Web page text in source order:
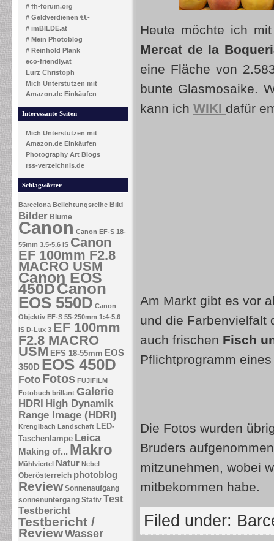
# fh-forum.org
# Geldverdienen €€-
# imBILDE.at
# Mein Photoblog
# Reinhold Plank
eco-friendly.at
Lurz Christoph
Mich Unterstützen mit
Amazon.de Einkäufen
Interessante Seiten
Mich Unterstützen mit
Amazon.de Einkäufen
Photography Art Blogs
rss-verzeichnis.de
Schlagwörter
Barcelona Belichtungsreihe Bild
Bilder Blume
Canon Canon EF-S 18-
55mm 3.5-5.6 IS Canon
EF 100mm F2.8
MACRO USM
Canon EOS
450DCanon
EOS 550D Canon
Objektiv EF-S 55-250mm 1:4-5.6
IS D-Lux 3 EF 100mm
F2.8 MACRO
USM EFS 18-55mm EOS
350D EOS 450D
Foto Fotos FUJIFILM
Fotobuch brillant Galerie
HDRI High Dynamik
Range Image (HDRI)
Krenglbach Landschaft LED-
Taschenlampe Leica
Making of... Makro
Mühlviertel Natur Nebel
Oberösterreich photoblog
Review Sonnenaufgang
sonnenuntergang Stativ Test
Testbericht
Testbericht /
ReviewWasser
Heute möchte ich
Mercat de la
eine Fläche von
bunte Glasmosaike.
kann ich WIKI dafür
Am Markt gibt es vor
und die Farbenvielfalt
auch frischen Fisch
Pflichtprogramm
Die Fotos wurden
Bruders
mitzunehmen, wobei
mitbekommen habe.
Filed under: